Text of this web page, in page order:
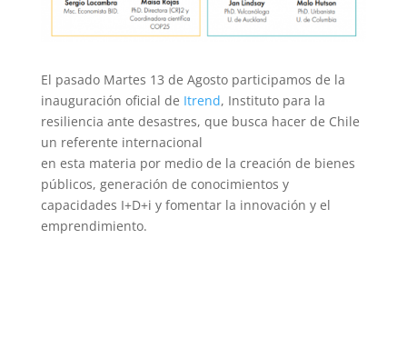
El pasado Martes 13 de Agosto participamos de la
inauguración oficial de Itrend, Instituto para la
resiliencia ante desastres, que busca hacer de Chile
un referente internacional
en esta materia por medio de la creación de bienes
públicos, generación de conocimientos y
capacidades I+D+i y fomentar la innovación y el
emprendimiento.